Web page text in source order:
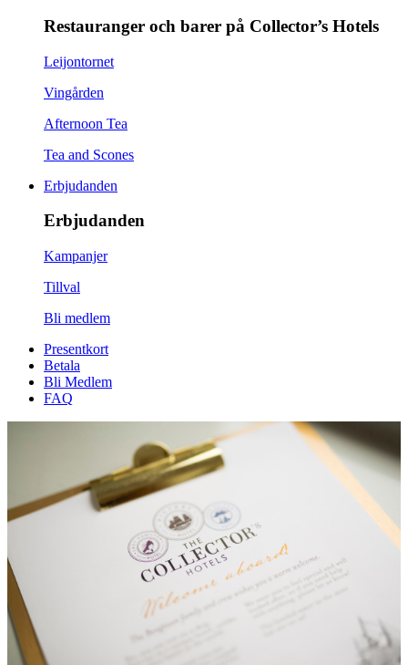
Restauranger och barer på Collector’s Hotels
Leijontornet
Vingården
Afternoon Tea
Tea and Scones
Erbjudanden
Erbjudanden
Kampanjer
Tillval
Bli medlem
Presentkort
Betala
Bli Medlem
FAQ